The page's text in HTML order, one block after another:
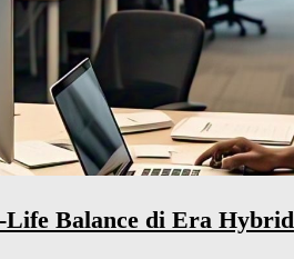
Balance di Era Hybrid